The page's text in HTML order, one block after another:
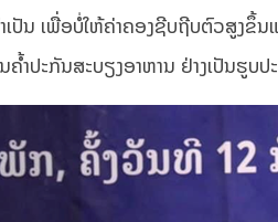
ເປັນ ເພື່ອບໍ່ໃຫ້ຄ່າຄອງຊີບຖີບຕົວສູງຂຶ້
ຳປະກັນສະບຽງອາຫານ ຢ່າງເປັນຮູບປ